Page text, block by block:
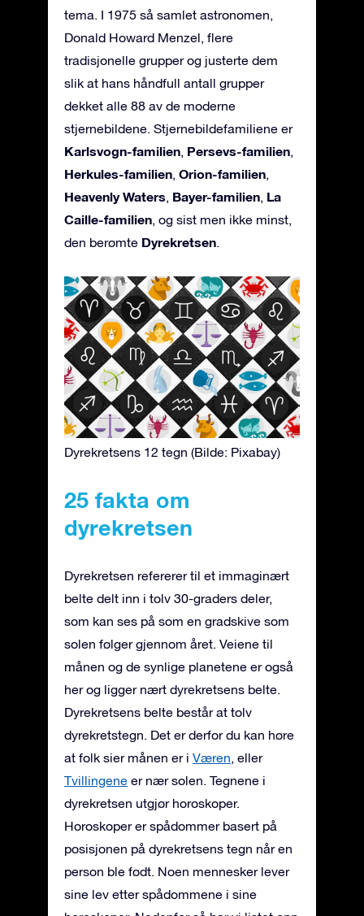
tema. I 1975 så samlet astronomen,
Donald Howard Menzel, flere
tradisjonelle grupper og justerte dem
slik at hans håndfull antall grupper
dekket alle 88 av de moderne
stjernebildene. Stjernebildefamiliene er
Karlsvogn-familien Persevs-familien
Herkules-familien Orion-familien
Heavenly Waters Bayer-familien La
Caille-familien , og sist men ikke minst,
den berømte Dyrekretsen
Dyrekretsens 12 tegn (Bilde: Pixabay)
25 fakta om
dyrekretsen
Dyrekretsen refererer til et immaginært
belte delt inn i tolv 30-graders deler,
som kan ses på som en gradskive som
solen følger gjennom året. Veiene til
månen og de synlige planetene er også
her og ligger nært dyrekretsens belte.
Dyrekretsens belte består at tolv
dyrekretstegn. Det er derfor du kan høre
at folk sier månen er i Væren, eller
Tvillingene er nær solen. Tegnene i
dyrekretsen utgjør horoskoper.
Horoskoper er spådommer basert på
posisjonen på dyrekretsens tegn når en
person ble født. Noen mennesker lever
sine lev etter spådommene i sine